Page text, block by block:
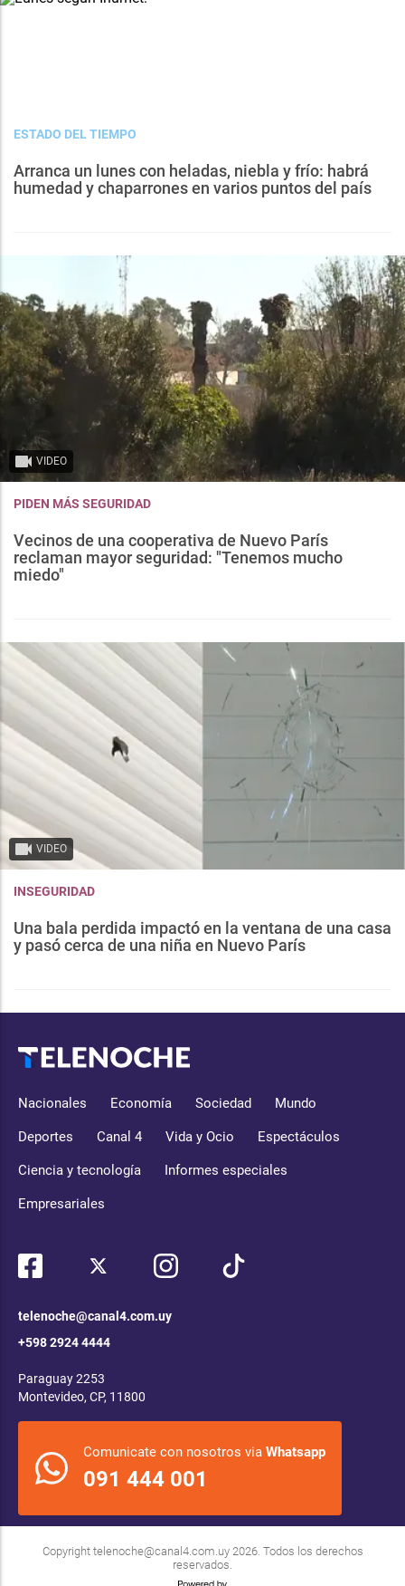
ESTADO DEL TIEMPO
Arranca un lunes con heladas, niebla y frío: habrá
humedad y chaparrones en varios puntos del país
VIDEO
PIDEN MÁS SEGURIDAD
Vecinos de una cooperativa de Nuevo París
reclaman mayor seguridad: "Tenemos mucho
miedo"
VIDEO
INSEGURIDAD
Una bala perdida impactó en la ventana de una casa
y pasó cerca de una niña en Nuevo París
Nacionales Economía Sociedad Mundo
Deportes Canal 4 Vida y Ocio Espectáculos
Ciencia y tecnología Informes especiales
Empresariales
telenoche@canal4.com.uy
+598 2924 4444
Paraguay 2253
Montevideo, CP, 11800
Comunicate con nosotros via Whatsapp
091 444 001
Copyright telenoche@canal4.com.uy2026. Todos los derechos
reservados.